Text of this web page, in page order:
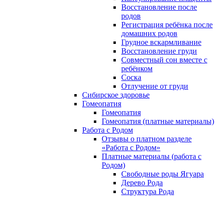
Восстановление после
родов
Регистрация ребёнка после
домашних родов
Грудное вскармливание
Восстановление груди
Совместный сон вместе с
ребёнком
Соска
Отлучение от груди
Сибирское здоровье
Гомеопатия
Гомеопатия
Гомеопатия (платные материалы)
Работа с Родом
Отзывы о платном разделе
«Работа с Родом»
Платные материалы (работа с
Родом)
Свободные роды Ягуара
Дерево Рода
Структура Рода